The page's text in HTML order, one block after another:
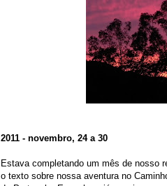
2011 - novembro, 24 a 30
Estava completando um mês de nosso
o texto sobre nossa aventura no